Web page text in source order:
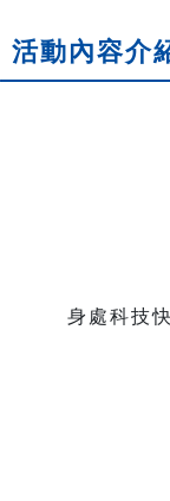
活動內容介
身處科技